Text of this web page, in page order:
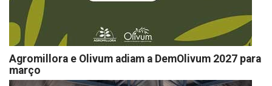
Agromillora e Olivum adiam a DemOlivum 2027 para
março